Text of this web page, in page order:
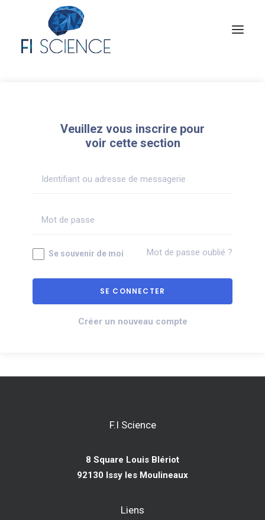
Veuillez vous inscrire pour
voir cette section
Se souvenir de moi Mot de passe oublié ?
Créer un nouveau compte
F.I Science
8 Square Louis Blériot
92130 Issy les Moulineaux
Liens